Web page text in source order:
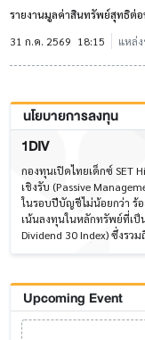
รายงานมูลค่าสินทรัพย์สุทธิต่
31 ก.ค. 2569 18:15 แหล่ง
นโยบายการลงทุน
1DIV
กองทุนเปิดไทยเด็กซ์ SET
เชิงรับ (Passive
ในรอบปีบัญชีไม่น้อยกว่า ร้
เน้นลงทุนในหลักทรัพย์ที่เป็
Dividend 30 Index) ซึ่งรว
เป็นหลักทรัพย์ที่เป็นส่วนปร
ตราสารแห่งหนี้ ตราสารท
ทรัพย์สินอื่น หรือการหาดอ
ประกาศสำนักงานคณะกรร
วัตถุประสงค์เพื่อเป็นค่าใช้
รอการลงทุน หรือเพื่อเป็นส
Upcoming Event